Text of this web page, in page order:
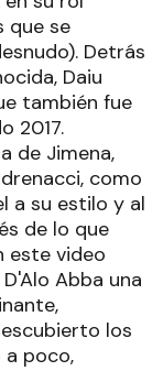
que se
Detrás
Daiu
también fue
2017.
de Jimena,
como
a su estilo y al
de lo que
este video
Abba una
los
poco,